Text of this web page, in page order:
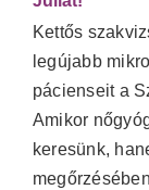
Kettős
legújabb
pácienseit a
Amikor
keresünk,